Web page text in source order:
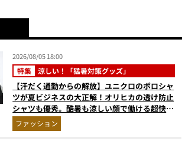
2026/08/05 18:00
特集 涼しい！「猛暑対策グッズ」
【汗だく通勤からの解放】ユニクロのポロシャ
ツが夏ビジネスの大正解！オリヒカの透け防止
シャツも優秀。酷暑も涼しい顔で働ける超快適
ウエアの実力
ファッション